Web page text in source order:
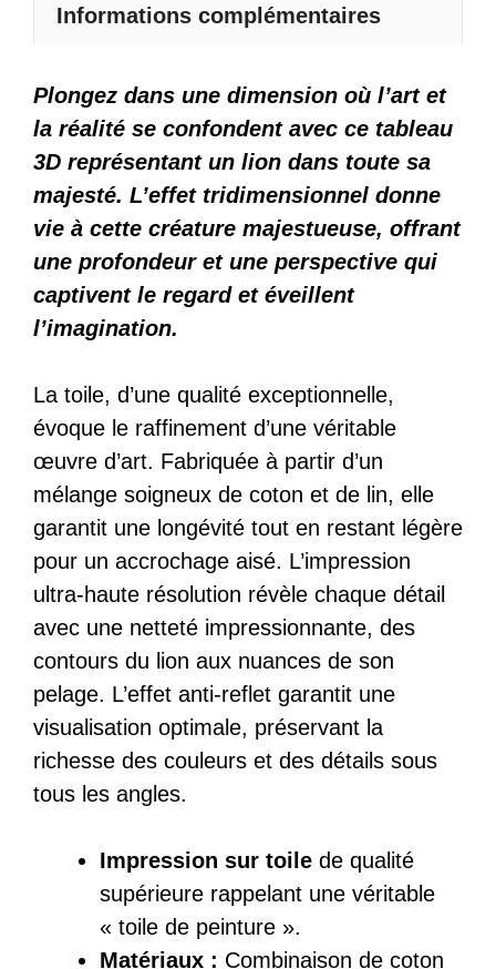
Informations complémentaires
Plongez dans une dimension où l’art et
la réalité se confondent avec ce tableau
3D représentant un lion dans toute sa
majesté. L’effet tridimensionnel donne
vie à cette créature majestueuse, offrant
une profondeur et une perspective qui
captivent le regard et éveillent
l’imagination.
La toile, d’une qualité exceptionnelle,
évoque le raffinement d’une véritable
œuvre d’art. Fabriquée à partir d’un
mélange soigneux de coton et de lin, elle
garantit une longévité tout en restant légère
pour un accrochage aisé. L’impression
ultra-haute résolution révèle chaque détail
avec une netteté impressionnante, des
contours du lion aux nuances de son
pelage. L’effet anti-reflet garantit une
visualisation optimale, préservant la
richesse des couleurs et des détails sous
tous les angles.
Impression sur toile de qualité
supérieure rappelant une véritable
« toile de peinture ».
Matériaux : Combinaison de coton